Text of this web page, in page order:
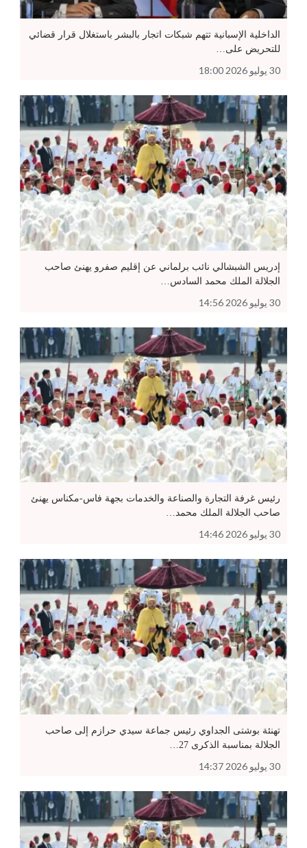
الداخلية الإسبانية تتهم شبكات اتجار بالبشر باستغلال قرار قضائي
للتحريض على…
30 يوليو 2026 18:00
إدريس الشبشالي نائب برلماني عن إقليم صفرو يهنئ صاحب
الجلالة الملك محمد السادس…
30 يوليو 2026 14:56
رئيس غرفة التجارة والصناعة والخدمات بجهة فاس-مكناس يهنئ
صاحب الجلالة الملك محمد…
30 يوليو 2026 14:46
تهنئة بوشتى الجداوي رئيس جماعة سيدي حرازم إلى صاحب
الجلالة بمناسبة الذكرى 27…
30 يوليو 2026 14:37